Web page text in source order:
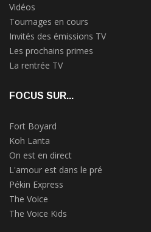
Vidéos
Tournages en cours
Invités des émissions TV
Les prochains primes
La rentrée TV
FOCUS SUR...
Fort Boyard
Koh Lanta
On est en direct
L'amour est dans le pré
Pékin Express
The Voice
The Voice Kids